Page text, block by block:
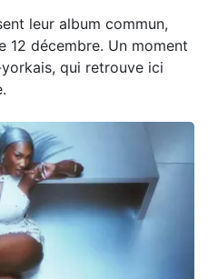
leur album commun,
12 décembre. Un moment
qui retrouve ici